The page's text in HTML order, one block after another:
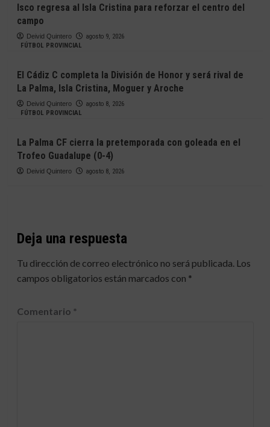
Isco regresa al Isla Cristina para reforzar el centro del
campo
Deivid Quintero
agosto 9, 2026
FÚTBOL PROVINCIAL
El Cádiz C completa la División de Honor y será rival de
La Palma, Isla Cristina, Moguer y Aroche
Deivid Quintero
agosto 8, 2026
FÚTBOL PROVINCIAL
La Palma CF cierra la pretemporada con goleada en el
Trofeo Guadalupe (0-4)
Deivid Quintero agosto 8, 2026
Deja una respuesta
Tu dirección de correo electrónico no será publicada. Los
campos obligatorios están marcados con *
Comentario *